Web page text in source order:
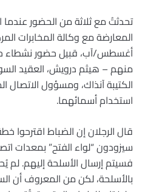
تحدثتُ مع ثلاثة من الحضور عندما
المعارضة مع وكالة المخابرات
أغسطس/آب، قبيل حضور نشطاء
منهم – هيثم درويش، العقيد
الكتيبة آنذاك، ومسؤول الاتصال
استخدام أسمائهما.
قال الرجلان إن الضباط اقترحوا
سيزودون “لواء الفتح” بمعدات
فسيتم إرسال الأسلحة إليهم.
بالأسلحة، لكن من المعروف أن